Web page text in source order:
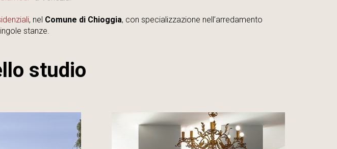
, nel Comune di Chioggia, con specializzazione nell’arredamento
stanze.
studio